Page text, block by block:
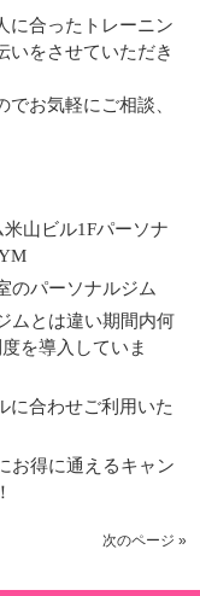
に合ったトレーニン
いをさせていただき
お気軽にご相談、
山ビル1Fパーソナ
のパーソナルジム
ムとは違い期間内何
を導入していま
に合わせご利用いた
お得に通えるキャン
次のページ »